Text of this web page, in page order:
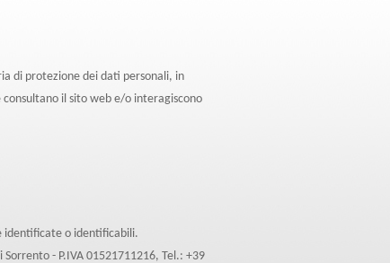
di protezione dei dati personali, in
il sito web e/o interagiscono
identificate o identificabili.
- P.IVA 01521711216, Tel.: +39